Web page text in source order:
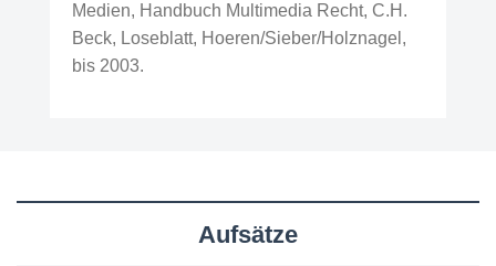
Medien, Handbuch Multimedia Recht, C.H.
Beck, Loseblatt, Hoeren/Sieber/Holznagel,
bis 2003.
Aufsätze